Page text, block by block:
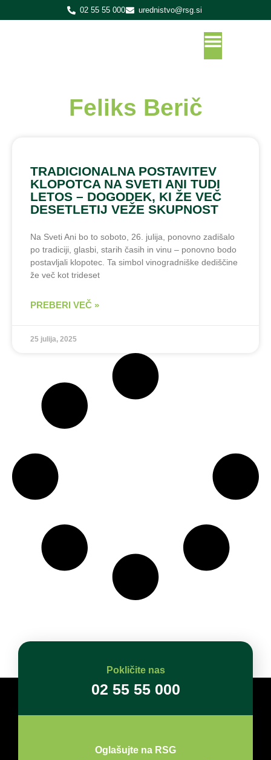
02 55 55 000 urednistvo@rsg.si
Feliks Berič
TRADICIONALNA POSTAVITEV
KLOPOTCA NA SVETI ANI TUDI
LETOS – DOGODEK, KI ŽE VEČ
DESETLETIJ VEŽE SKUPNOST
Na Sveti Ani bo to soboto, 26. julija, ponovno zadišalo
po tradiciji, glasbi, starih časih in vinu – ponovno bodo
postavljali klopotec. Ta simbol vinogradniške dediščine
že več kot trideset
PREBERI VEČ »
25 julija, 2025
Pokličite nas
02 55 55 000
Oglašujte na RSG